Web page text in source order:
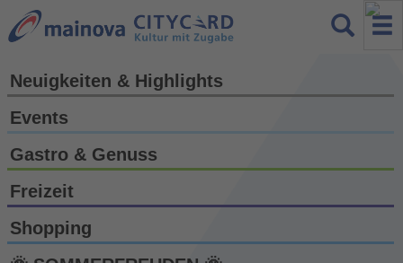
Neuigkeiten & Highlights
Events
Gastro & Genuss
Freizeit
Shopping